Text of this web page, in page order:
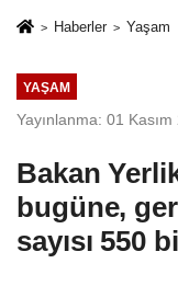
Haberler Yaşam
YAŞAM
Yayınlanma: 01
Bakan
bugüne,
sayısı 550